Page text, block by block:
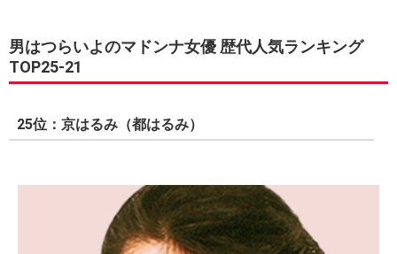
男はつらいよのマドンナ女優 歴代人気ランキング
TOP25-21
25位：京はるみ（都はるみ）